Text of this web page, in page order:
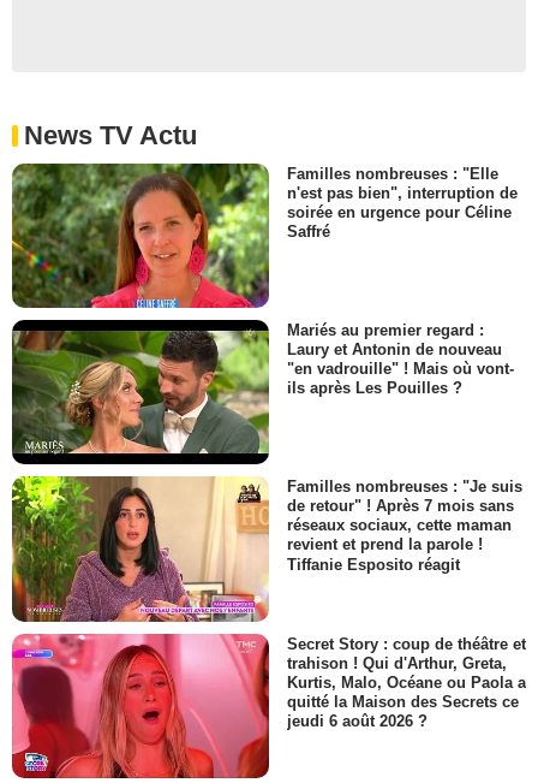
News TV Actu
Familles nombreuses : "Elle
n'est pas bien", interruption de
soirée en urgence pour Céline
Saffré
Mariés au premier regard :
Laury et Antonin de nouveau
"en vadrouille" ! Mais où vont-
ils après Les Pouilles ?
Familles nombreuses : "Je suis
de retour" ! Après 7 mois sans
réseaux sociaux, cette maman
revient et prend la parole !
Tiffanie Esposito réagit
Secret Story : coup de théâtre et
trahison ! Qui d'Arthur, Greta,
Kurtis, Malo, Océane ou Paola a
quitté la Maison des Secrets ce
jeudi 6 août 2026 ?